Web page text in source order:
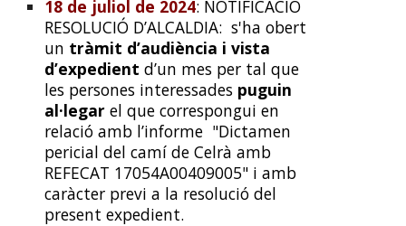
18 de juliol de 2024: NOTIFICACIÓ
RESOLUCIÓ D’ALCALDIA: s'ha obert
un tràmit d’audiència i vista
d’expedientd’un mes per tal que
les persones interessades puguin
al·legar el que correspongui en
relació amb l’informe "Dictamen
pericial del camí de Celrà amb
REFECAT 17054A00409005" i amb
caràcter previ a la resolució del
present expedient.